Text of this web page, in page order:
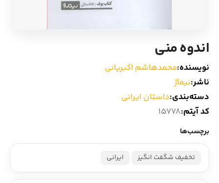
داستان کوتاه
اندوه منی
نویسنده:محمدهاشم اکبریانی
ناشر:نیماژ
دسته‌بندی:داستان ایرانی
کد آیتم:15778
برچسب‌ها
تخفیف شگفت انگیز ایرانی